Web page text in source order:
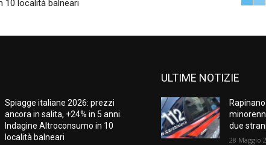
10 località balneari
Spiagge italiane 2026: prezzi
ancora in salita, +24% in 5 anni.
Indagine Altroconsumo in 10
località balneari
ULTIME NOTIZIE
due
28 Maggio